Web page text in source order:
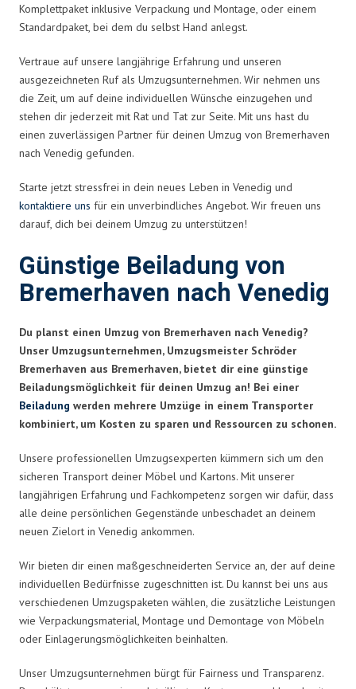
Komplettpaket inklusive Verpackung und Montage, oder einem
Standardpaket, bei dem du selbst Hand anlegst.
Vertraue auf unsere langjährige Erfahrung und unseren
ausgezeichneten Ruf als Umzugsunternehmen. Wir nehmen uns
die Zeit, um auf deine individuellen Wünsche einzugehen und
stehen dir jederzeit mit Rat und Tat zur Seite. Mit uns hast du
einen zuverlässigen Partner für deinen Umzug von Bremerhaven
nach Venedig gefunden.
Starte jetzt stressfrei in dein neues Leben in Venedig und
kontaktiere uns für ein unverbindliches Angebot. Wir freuen uns
darauf, dich bei deinem Umzug zu unterstützen!
Günstige Beiladung von
Bremerhaven nach Venedig
Du planst einen Umzug von Bremerhaven nach Venedig?
Unser Umzugsunternehmen, Umzugsmeister Schröder
Bremerhaven aus Bremerhaven, bietet dir eine günstige
Beiladungsmöglichkeit für deinen Umzug an! Bei einer
Beiladung werden mehrere Umzüge in einem Transporter
kombiniert, um Kosten zu sparen und Ressourcen zu schonen.
Unsere professionellen Umzugsexperten kümmern sich um den
sicheren Transport deiner Möbel und Kartons. Mit unserer
langjährigen Erfahrung und Fachkompetenz sorgen wir dafür, dass
alle deine persönlichen Gegenstände unbeschadet an deinem
neuen Zielort in Venedig ankommen.
Wir bieten dir einen maßgeschneiderten Service an, der auf deine
individuellen Bedürfnisse zugeschnitten ist. Du kannst bei uns aus
verschiedenen Umzugspaketen wählen, die zusätzliche Leistungen
wie Verpackungsmaterial, Montage und Demontage von Möbeln
oder Einlagerungsmöglichkeiten beinhalten.
Unser Umzugsunternehmen bürgt für Fairness und Transparenz.